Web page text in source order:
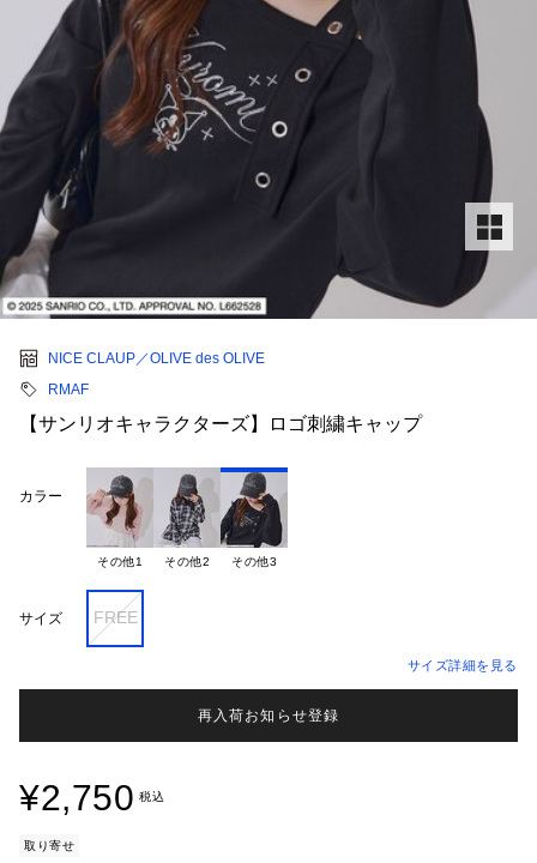
NICE CLAUP／OLIVE des OLIVE
RMAF
【サンリオキャラクターズ】ロゴ刺繍キャップ
カラー
その他1 その他2 その他3
サイズ FREE
サイズ詳細を見る
再入荷お知らせ登録
¥2,750 税込
取り寄せ